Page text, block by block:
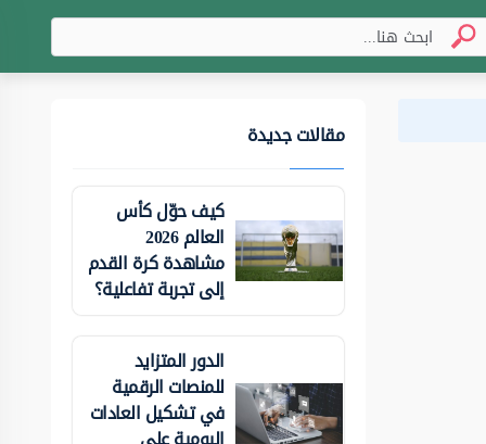
مقالات جديدة
كيف حوّل كأس
العالم 2026
مشاهدة كرة القدم
إلى تجربة تفاعلية؟
الدور المتزايد
للمنصات الرقمية
في تشكيل العادات